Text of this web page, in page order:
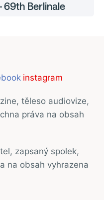
69th Berlinale
instagram
těleso audiovize,
práva na obsah
zapsaný spolek,
na obsah vyhrazena